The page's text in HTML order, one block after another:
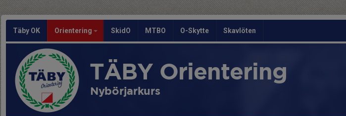
Täby OK Orientering SkidO MTBO O-Skytte Skavlöten
TÄBY Orientering
Nybörjarkurs